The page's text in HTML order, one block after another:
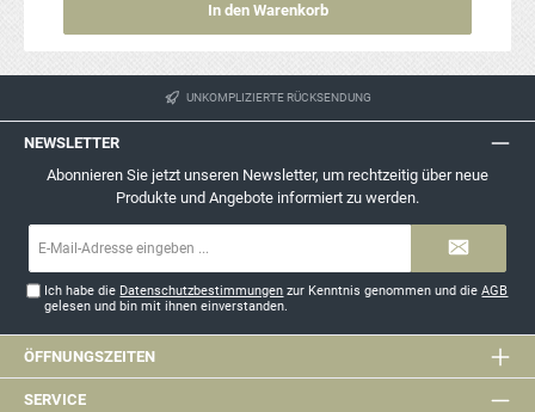
In den Warenkorb
UNKOMPLIZIERTE RÜCKSENDUNG
NEWSLETTER
Abonnieren Sie jetzt unseren Newsletter, um rechtzeitig über neue
Produkte und Angebote informiert zu werden.
Ich habe die Datenschutzbestimmungen zur Kenntnis genommen und dieAGB
gelesen und bin mit ihnen einverstanden.
ÖFFNUNGSZEITEN
SERVICE